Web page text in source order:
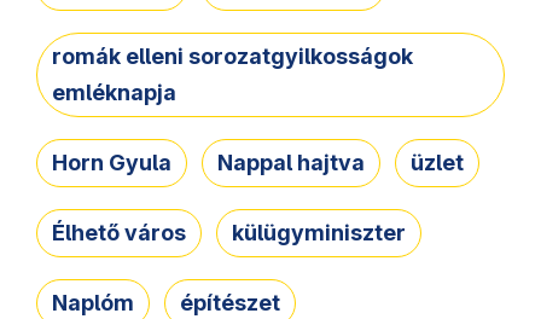
romák elleni sorozatgyilkosságok
emléknapja
Horn Gyula Nappal hajtva üzlet
Élhető város külügyminiszter
Naplóm építészet